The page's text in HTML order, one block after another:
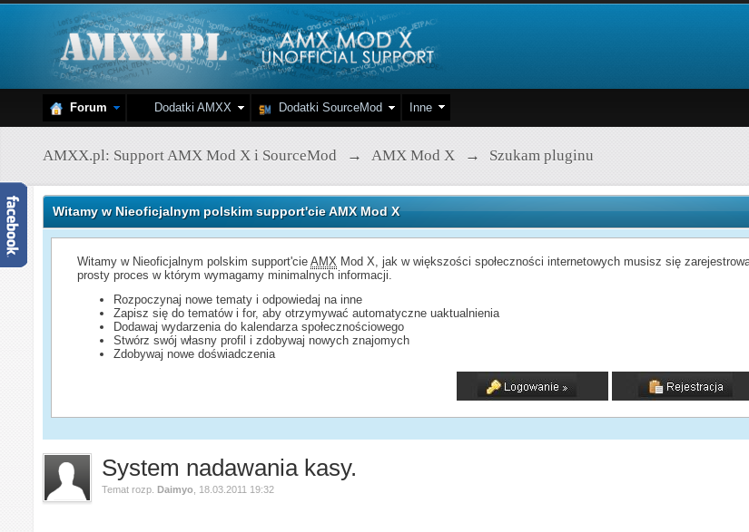
Forum Dodatki AMXX Dodatki SourceMod Inne
AMXX.pl: Support AMX Mod X i SourceMod → AMX Mod X → Szukam pluginu
Witamy w Nieoficjalnym polskim support'cie AMX Mod X
Witamy w Nieoficjalnym polskim support'cieAMX Mod X, jak w większości społeczności internetowych musisz się
prosty proces w którym wymagamy minimalnych informacji.
Rozpoczynaj nowe tematy i odpowiedaj na inne
Zapisz się do tematów i for, aby otrzymywać automatyczne uaktualnienia
Dodawaj wydarzenia do kalendarza społecznościowego
Stwórz swój własny profil i zdobywaj nowych znajomych
Zdobywaj nowe doświadczenia
System nadawania kasy.
Temat rozp.Daimyo 18.03.2011 19:32